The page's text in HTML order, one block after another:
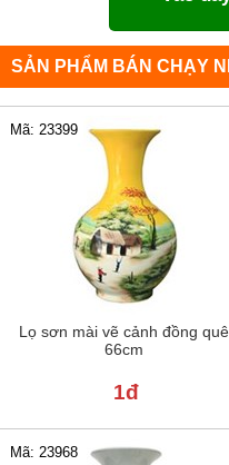
SẢN PHẨM BÁN CHẠY
Lọ sơn mài vẽ cảnh đồng quê
66cm
Mã: 23399
1đ
Mã: 23968